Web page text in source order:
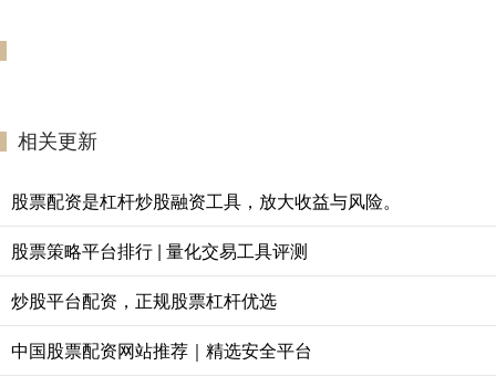
相关更新
股票配资是杠杆炒股融资工具，放大收益与风险。
股票策略平台排行 | 量化交易工具评测
炒股平台配资，正规股票杠杆优选
中国股票配资网站推荐｜精选安全平台